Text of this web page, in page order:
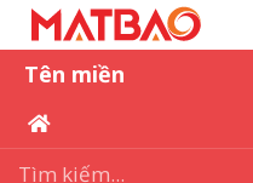
Tên miền